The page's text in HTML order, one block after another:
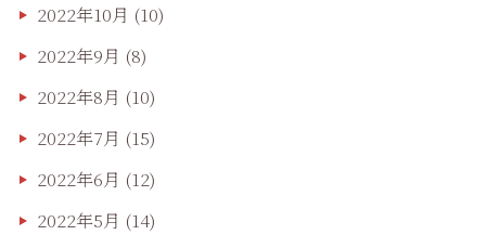
2022年10月 (10)
2022年9月 (8)
2022年8月 (10)
2022年7月 (15)
2022年6月 (12)
2022年5月 (14)